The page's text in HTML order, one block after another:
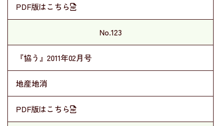
PDF版はこちら
No.123
『協う』2011年02月号
地産地消
PDF版はこちら